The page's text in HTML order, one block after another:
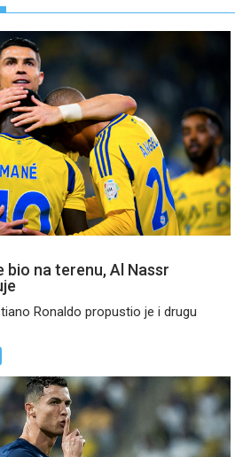
bio na terenu, Al Nassr
Ronaldo propustio je i drugu